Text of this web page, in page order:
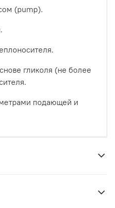
(pump).
гликоля (не более
подающей и